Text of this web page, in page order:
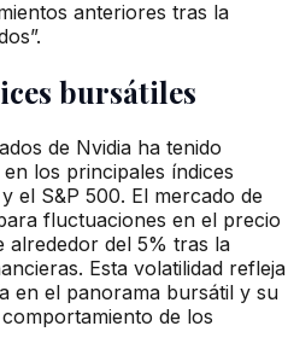
anteriores tras la
bursátiles
de Nvidia ha tenido
los principales índices
el S&P 500. El mercado de
fluctuaciones en el precio
alrededor del 5% tras la
Esta volatilidad refleja
en el panorama bursátil y su
de los